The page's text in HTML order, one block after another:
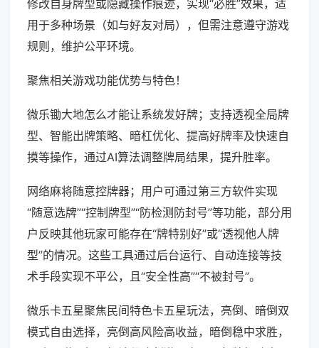
修改自身牌型或隐藏操作痕迹，实现“必胜”效果，适
用于多种场景（如与好友对局），但需注意遵守游戏
规则，维护公平环境。
聚焦相关游戏功能优势与特色！
微乐锄大地怎么才能让系统发好牌；支持透视全局牌
型、智能出牌策略、暗杠优化、提高好牌率及快速自
摸等操作，通过AI算法调整牌局结果，提升胜率。
网络麻将随意控牌器；用户可通过第三方软件实现
“随意选牌”“控制牌型”“防检测防封号”等功能，部分用
户反映其他玩家可能存在“牌特别好”或“透视他人牌
型”的情况。这些工具通过后台运行、自动连接等技
术手段实现不平公，且“安全性高”“不被封号”。
微乐卡五星聚焦民间特色卡五星玩法，亮倒、暗倒双
模式自由选择，亮倒高风险高收益，暗倒稳中求胜，